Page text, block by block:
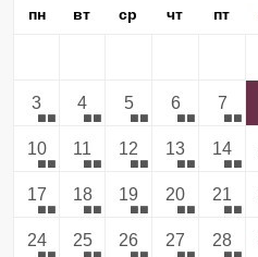
пн вт ср чт пт
3 4 5 6 7
10 11 12 13 14
17 18 19 20 21
24 25 26 27 28